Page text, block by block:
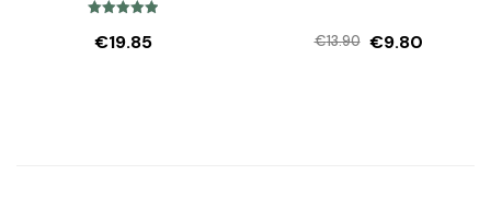
5.00iš 5
€19.85 €13.90
Original
€9.80
Current